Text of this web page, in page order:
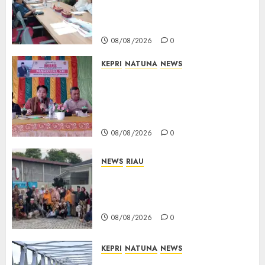
08/08/2026 0
KEPRI NATUNA NEWS
08/08/2026 0
NEWS RIAU
08/08/2026 0
KEPRI NATUNA NEWS